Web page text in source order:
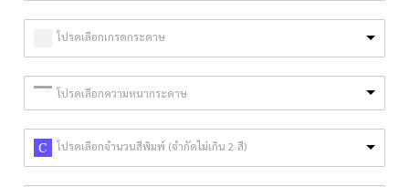
โปรดเลือกเกรดกระดาษ
โปรดเลือกความหนากระดาษ
โปรดเลือกจำนวนสีพิมพ์ (จำกัดไม่เกิน 2 สี)